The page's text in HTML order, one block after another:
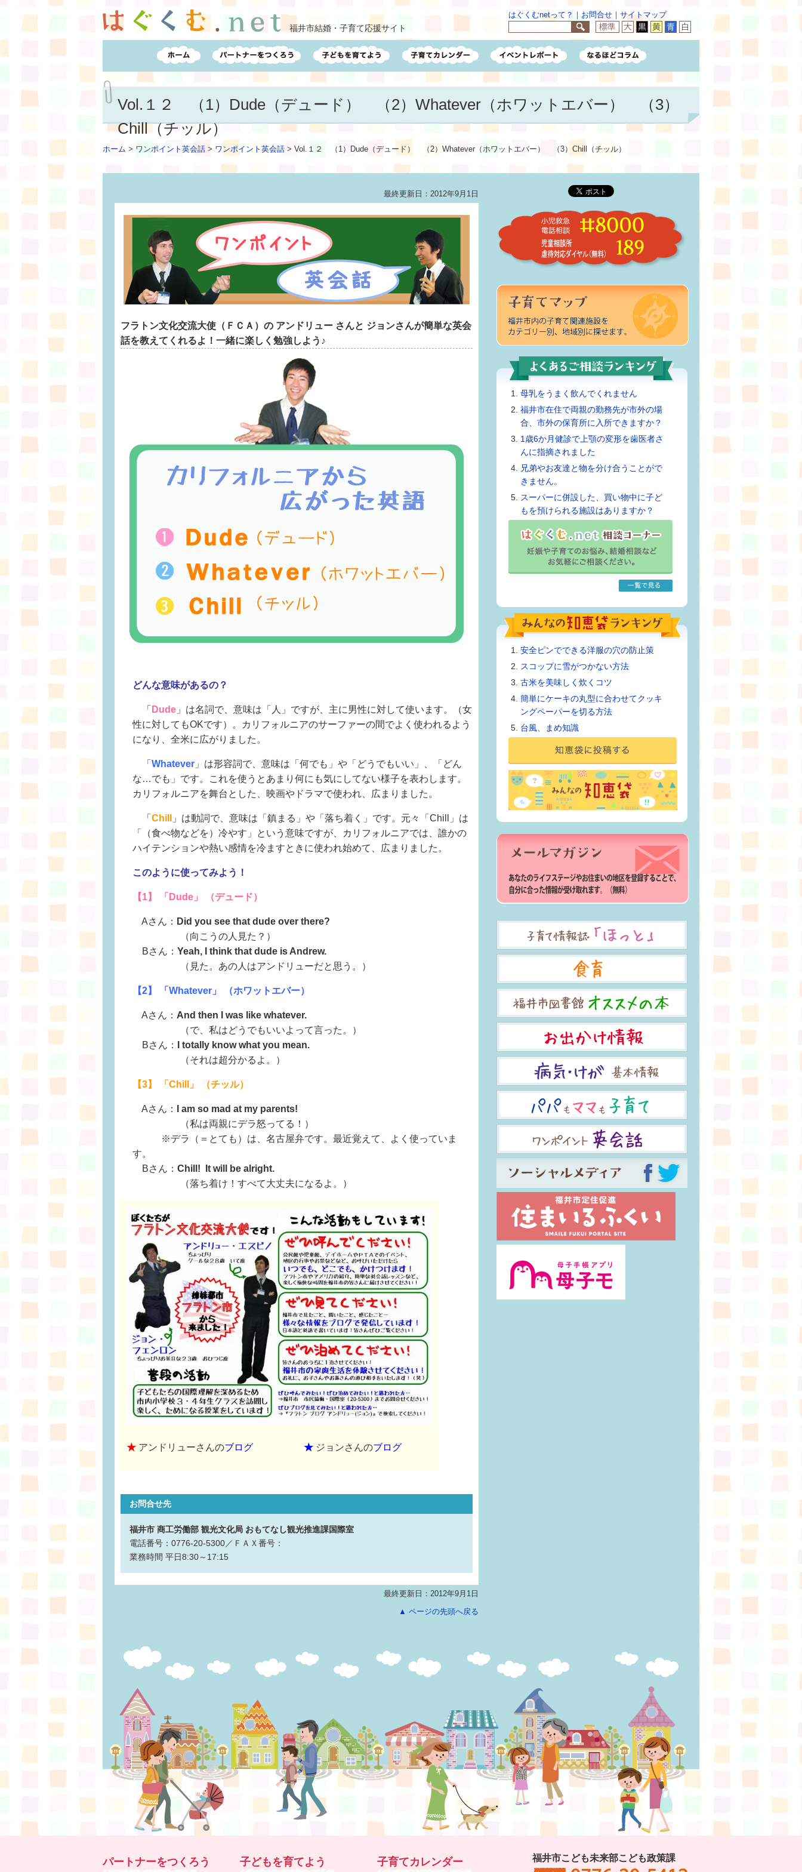
福井市結婚・子育て応援サイト
はぐくむnetって？ ｜ お問合せ ｜ サイトマップ
Vol.１２ （1）Dude（デュード） （2）Whatever（ホワットエバー） （3）
Chill（チッル）
ホーム > ワンポイント英会話 > ワンポイント英会話 > Vol.１２ （1）Dude（デュード） （2）Whatever（ホワットエバー） （3）Chill（チッル）
最終更新日：2012年9月1日
フラトン文化交流大使（ＦＣＡ）の アンドリュー さんと ジョンさんが簡単な英会
話を教えてくれるよ！一緒に楽しく勉強しよう♪
どんな意味があるの？
「 Dude 」は名詞で、意味は「人」ですが、主に男性に対して使います。（女
性に対してもOKです）。カリフォルニアのサーファーの間でよく使われるよう
になり、全米に広がりました。
「 Whatever 」は形容詞で、意味は「何でも」や「どうでもいい」、「どん
な…でも」です。これを使うとあまり何にも気にしてない様子を表わします。
カリフォルニアを舞台とした、映画やドラマで使われ、広まりました。
「 Chill
」は動詞で、意味は「鎮まる」や「落ち着く」です。元々「Chill」は
「（食べ物などを）冷やす」という意味ですが、カリフォルニアでは、誰かの
ハイテンションや熱い感情を冷ますときに使われ始めて、広まりました。
このように使ってみよう！
【1】 「Dude」 （デュード）
Aさん： Did you see that dude over there?
（向こうの人見た？）
Bさん： Yeah, I think that dude is Andrew.
（見た。あの人はアンドリューだと思う。）
【2】 「Whatever」 （ホワットエバー）
Aさん： And then I was like whatever.
（で、私はどうでもいいよって言った。）
Bさん：
I totally know what you mean.
（それは超分かるよ。）
【3】 「Chill」 （チッル）
Aさん：
I am so mad at my parents!
（私は両親にデラ怒ってる！）
※デラ（＝とても）は、名古屋弁です。最近覚えて、よく使っていま
す。
Bさん： Chill! It will be alright.
（落ち着け！すべて大丈夫になるよ。）
★ アンドリューさんのブログ ★ ジョンさんのブログ
お問合せ先
福井市 商工労働部 観光文化局 おもてなし観光推進課国際室
電話番号：0776-20-5300／ＦＡＸ番号：
業務時間 平日8:30～17:15
最終更新日：2012年9月1日
▲ ページの先頭へ戻る
母乳をうまく飲んでくれません
福井市在住で両親の勤務先が市外の場
合、市外の保育所に入所できますか？
1歳6か月健診で上顎の変形を歯医者さ
んに指摘されました
兄弟やお友達と物を分け合うことがで
きません。
スーパーに併設した、買い物中に子ど
もを預けられる施設はありますか？
安全ピンでできる洋服の穴の防止策
スコップに雪がつかない方法
古米を美味しく炊くコツ
簡単にケーキの丸型に合わせてクッキ
ングペーパーを切る方法
台風、まめ知識
パートナーをつくろう 子どもを育てよう 子育てカレンダー 福井市こども未来部こども政策課